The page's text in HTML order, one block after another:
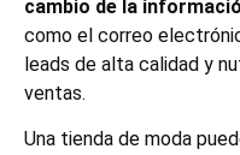
cambio de la
como el correo
leads de alta calidad y
ventas.
Una tienda de moda